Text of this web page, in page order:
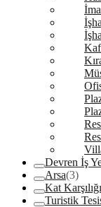
Devren İş
Arsa(3)
Kat
Turistik